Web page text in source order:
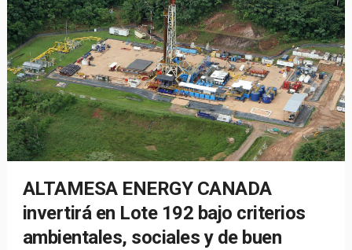
ALTAMESA ENERGY CANADA
invertirá en Lote 192 bajo criterios
ambientales, sociales y de buen